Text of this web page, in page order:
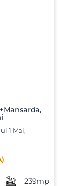
1 Mai,
239mp